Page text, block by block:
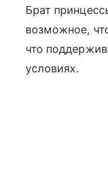
Брат
возможное,
что
условиях.